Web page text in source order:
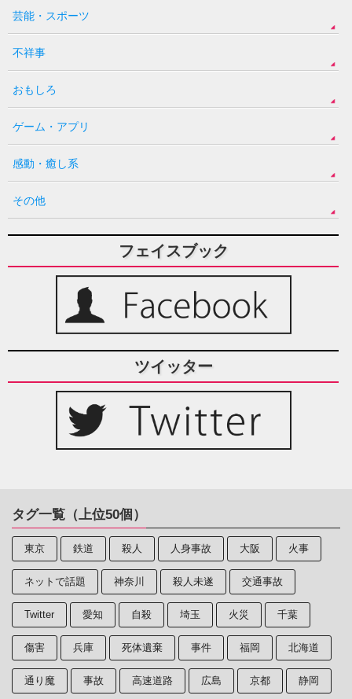
芸能・スポーツ
不祥事
おもしろ
ゲーム・アプリ
感動・癒し系
その他
フェイスブック
ツイッター
タグ一覧（上位50個）
東京 鉄道 殺人 人身事故 大阪 火事
ネットで話題 神奈川 殺人未遂 交通事故
Twitter 愛知 自殺 埼玉 火災 千葉
傷害 兵庫 死体遺棄 事件 福岡 北海道
通り魔 事故 高速道路 広島 京都 静岡